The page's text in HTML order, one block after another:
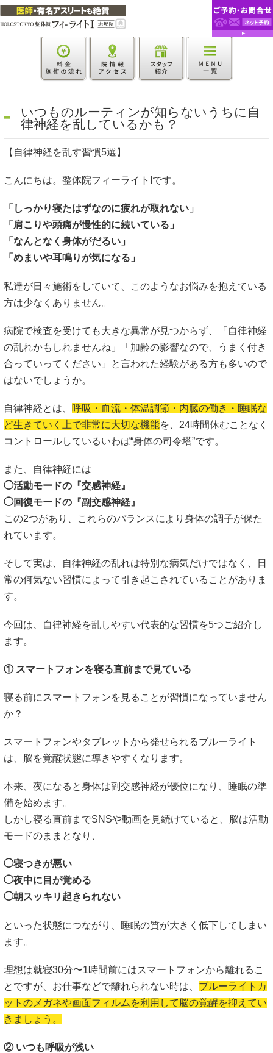
いつものルーティンが知らないうちに自
律神経を乱しているかも？
【自律神経を乱す習慣5選】
こんにちは。整体院フィーライトIです。
「しっかり寝たはずなのに疲れが取れない」
「肩こりや頭痛が慢性的に続いている」
「なんとなく身体がだるい」
「めまいや耳鳴りが気になる」
私達が日々施術をしていて、このようなお悩みを抱えている
方は少なくありません。
病院で検査を受けても大きな異常が見つからず、「自律神経
の乱れかもしれませんね」「加齢の影響なので、うまく付き
合っていってください」と言われた経験がある方も多いので
はないでしょうか。
自律神経とは、 呼吸・血流・体温調節・内臓の働き・睡眠な
ど生きていく上で非常に大切な機能を、24時間休むことなく
コントロールしているいわば“身体の司令塔”です。
また、自律神経には
◯活動モードの『交感神経』
◯回復モードの『副交感神経』
この2つがあり、これらのバランスにより身体の調子が保た
れています。
そして実は、自律神経の乱れは特別な病気だけではなく、日
常の何気ない習慣によって引き起こされていることがありま
す。
今回は、自律神経を乱しやすい代表的な習慣を5つご紹介し
ます。
① スマートフォンを寝る直前まで見ている
寝る前にスマートフォンを見ることが習慣になっていません
か？
スマートフォンやタブレットから発せられるブルーライト
は、脳を覚醒状態に導きやすくなります。
本来、夜になると身体は副交感神経が優位になり、睡眠の準
備を始めます。
しかし寝る直前までSNSや動画を見続けていると、脳は活動
モードのままとなり、
◯寝つきが悪い
◯夜中に目が覚める
◯朝スッキリ起きられない
といった状態につながり、睡眠の質が大きく低下してしまい
ます。
理想は就寝30分〜1時間前にはスマートフォンから離れるこ
とですが、お仕事などで離れられない時は、 ブルーライトカ
ットのメガネや画面フィルムを利用して脳の覚醒を抑えてい
きましょう。
② いつも呼吸が浅い